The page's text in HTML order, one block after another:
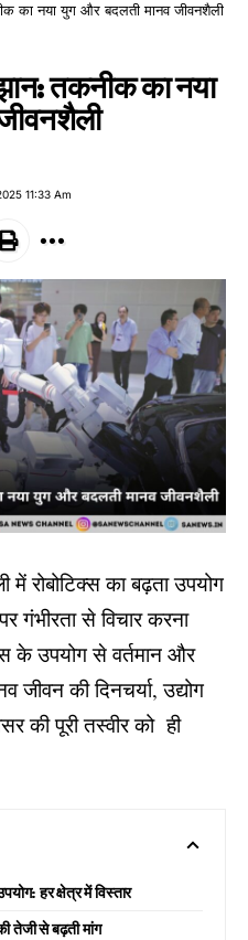
का नया युग और बदलती मानव जीवनशैली
तकनीक का नया
11:33 Am
रोबोटिक्स का बढ़ता उपयोग
गंभीरता से विचार करना
के उपयोग से वर्तमान और
जीवन की दिनचर्या, उद्योग
की पूरी तस्वीर को ही
हर क्षेत्र में विस्तार
तेजी से बढ़ती मांग